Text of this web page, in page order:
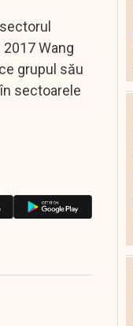
Wang
grupul său
sectoarele